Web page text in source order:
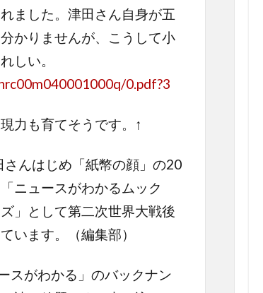
ました。津田さん自身が五
かりませんが、こうして小
しい。
0.pdf?3
力も育てそうです。↑
んはじめ「紙幣の顔」の20
ニュースがわかるムック
」として第二次世界大戦後
います。（編集部）
スがわかる」のバックナン